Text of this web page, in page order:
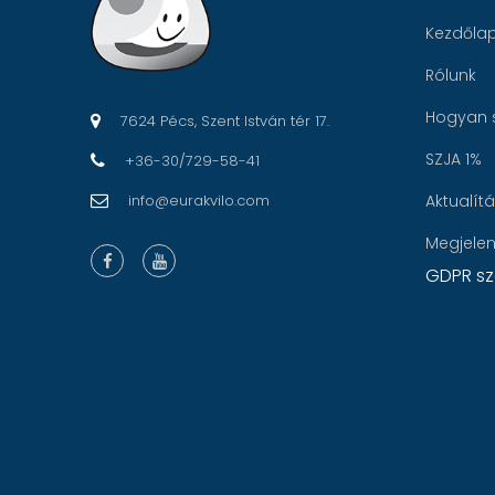
7624 Pécs, Szent István tér 17.
+36-30/729-58-41
info@eurakvilo.com
Rólunk
Hogyan
SZJA 1%
GDPR